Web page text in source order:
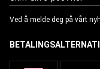
Ved å melde deg på vårt